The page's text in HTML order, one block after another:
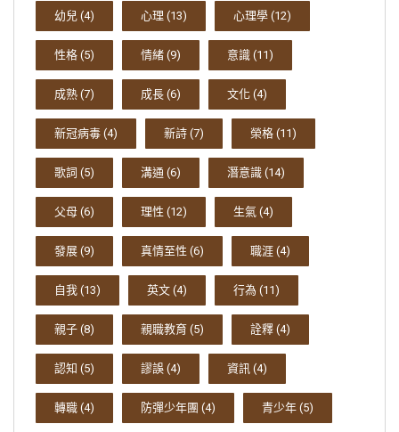
幼兒 (4) 心理 (13) 心理學 (12)
性格 (5) 情緒 (9) 意識 (11)
成熟 (7) 成長 (6) 文化 (4)
新冠病毒 (4) 新詩 (7) 榮格 (11)
歌詞 (5) 溝通 (6) 潛意識 (14)
父母 (6) 理性 (12) 生氣 (4)
發展 (9) 真情至性 (6) 職涯 (4)
自我 (13) 英文 (4) 行為 (11)
親子 (8) 親職教育 (5) 詮釋 (4)
認知 (5) 謬誤 (4) 資訊 (4)
轉職 (4) 防彈少年團 (4) 青少年 (5)